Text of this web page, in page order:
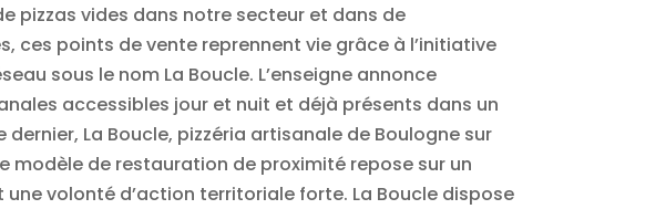
pizzas vides dans notre secteur et dans de
ces points de vente reprennent vie grâce à l’initiative
sous le nom La Boucle. L’enseigne annonce
accessibles jour et nuit et déjà présents dans un
La Boucle, pizzéria artisanale de Boulogne sur
de restauration de proximité repose sur un
volonté d’action territoriale forte. La Boucle dispose